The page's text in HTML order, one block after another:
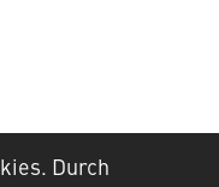
Durch